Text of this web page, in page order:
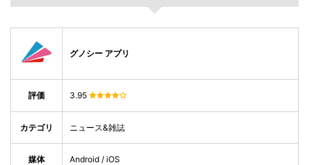
グノシー アプリ
評価 3.95
カテゴリ ニュース&雑誌
媒体 Android / iOS